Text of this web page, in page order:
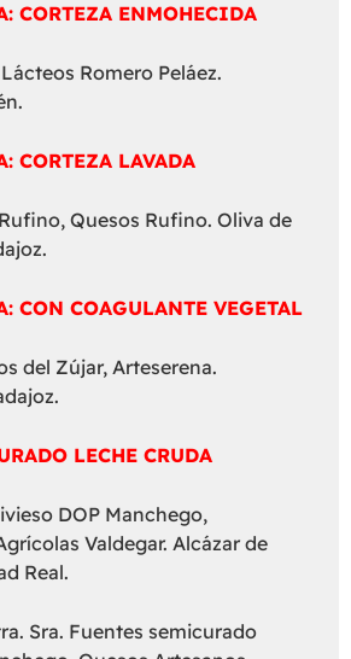
CORTEZA ENMOHECIDA
Romero Peláez.
CORTEZA LAVADA
Quesos Rufino. Oliva de
CON COAGULANTE VEGETAL
del Zújar, Arteserena.
LECHE CRUDA
DOP Manchego,
Valdegar. Alcázar de
Real.
Sra. Fuentes semicurado